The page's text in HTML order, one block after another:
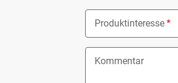
Produktinteresse
Nothing selected
Kommentar